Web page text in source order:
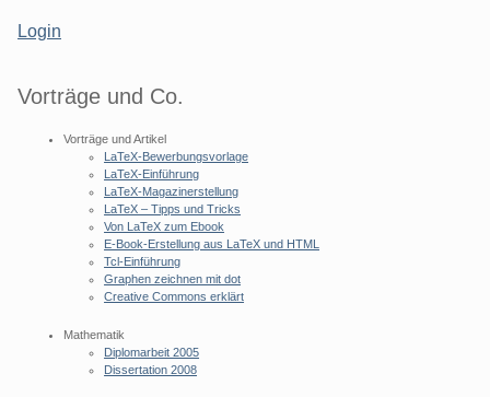
Login
Vorträge und Co.
Vorträge und Artikel
LaTeX-Bewerbungsvorlage
LaTeX-Einführung
LaTeX-Magazinerstellung
LaTeX – Tipps und Tricks
Von LaTeX zum Ebook
E-Book-Erstellung aus LaTeX und HTML
Tcl-Einführung
Graphen zeichnen mit dot
Creative Commons erklärt
Mathematik
Diplomarbeit 2005
Dissertation 2008